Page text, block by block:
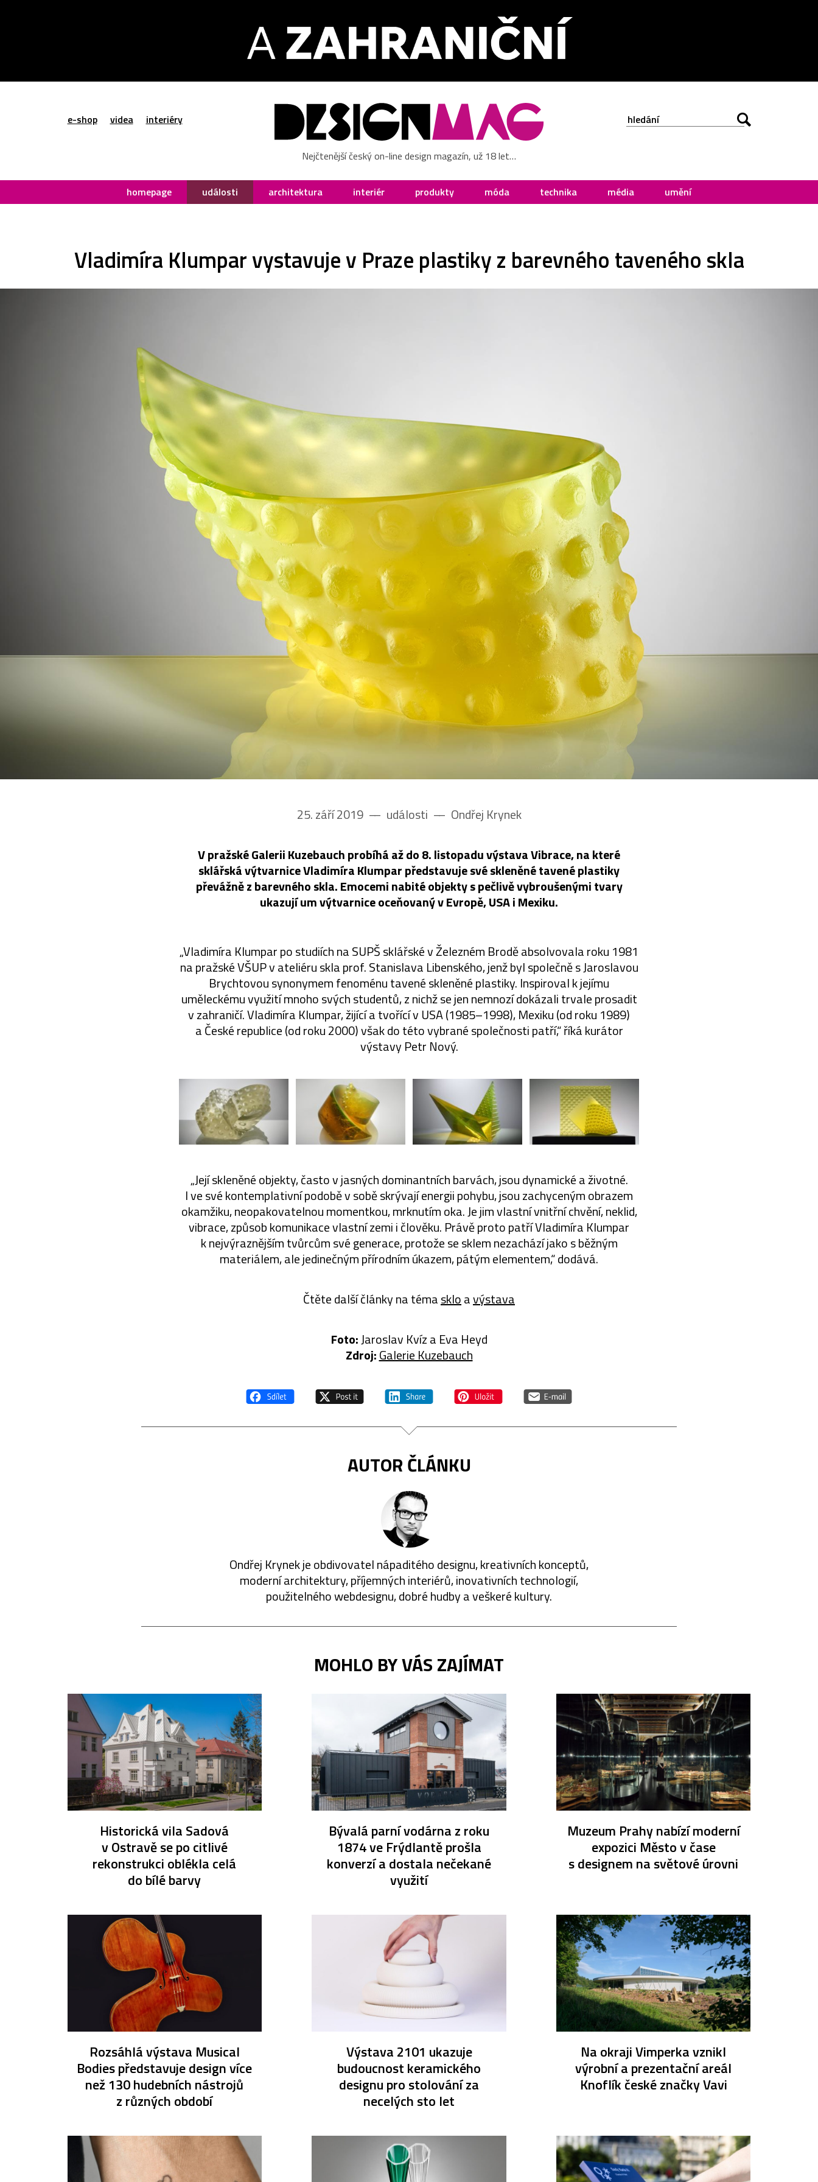
e-shop videa interiéry
Nejčtenější český on-line design magazín, už 18 let…
homepage události architektura interiér produkty móda technika média umění
Vladimíra Klumpar vystavuje v Praze plastiky z barevného taveného skla
25. září 2019 –– události –– Ondřej Krynek
V pražské Galerii Kuzebauch probíhá až do 8. listopadu výstava Vibrace, na které
sklářská výtvarnice Vladimíra Klumpar představuje své skleněné tavené plastiky
převážně z barevného skla. Emocemi nabité objekty s pečlivě vybroušenými tvary
ukazují um výtvarnice oceňovaný v Evropě, USA i Mexiku.
„Vladimíra Klumpar po studiích na SUPŠ sklářské v Železném Brodě absolvovala roku 1981
na pražské VŠUP v ateliéru skla prof. Stanislava Libenského, jenž byl společně s Jaroslavou
Brychtovou synonymem fenoménu tavené skleněné plastiky. Inspiroval k jejímu
uměleckému využití mnoho svých studentů, z nichž se jen nemnozí dokázali trvale prosadit
v zahraničí. Vladimíra Klumpar, žijící a tvořící v USA (1985–1998), Mexiku (od roku 1989)
a České republice (od roku 2000) však do této vybrané společnosti patří,“ říká kurátor
výstavy Petr Nový.
„Její skleněné objekty, často v jasných dominantních barvách, jsou dynamické a životné.
I ve své kontemplativní podobě v sobě skrývají energii pohybu, jsou zachyceným obrazem
okamžiku, neopakovatelnou momentkou, mrknutím oka. Je jim vlastní vnitřní chvění, neklid,
vibrace, způsob komunikace vlastní zemi i člověku. Právě proto patří Vladimíra Klumpar
k nejvýraznějším tvůrcům své generace, protože se sklem nezachází jako s běžným
materiálem, ale jedinečným přírodním úkazem, pátým elementem,“ dodává.
Čtěte další články na témaskloavýstava
Foto:Jaroslav Kvíz a Eva Heyd
Zdroj:Galerie Kuzebauch
AUTOR ČLÁNKU
Ondřej Krynek je obdivovatel nápaditého designu, kreativních konceptů,
moderní architektury, příjemných interiérů, inovativních technologií,
použitelného webdesignu, dobré hudby a veškeré kultury.
MOHLO BY VÁS ZAJÍMAT
Historická vila Sadová
v Ostravě se po citlivé
rekonstrukci oblékla celá
do bílé barvy
Bývalá parní vodárna z roku
1874 ve Frýdlantě prošla
konverzí a dostala nečekané
využití
Muzeum Prahy nabízí moderní
expozici Město v čase
s designem na světové úrovni
Rozsáhlá výstava Musical
Bodies představuje design více
než 130 hudebních nástrojů
z různých období
Výstava 2101 ukazuje
budoucnost keramického
designu pro stolování za
necelých sto let
Na okraji Vimperka vznikl
výrobní a prezentační areál
Knoflík české značky Vavi